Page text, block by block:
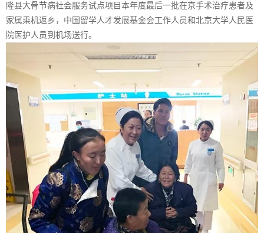
隆县大骨节病社会服务试点项目本年度最后一批在京手术治疗患者及
家属乘机返乡，中国留学人才发展基金会工作人员和北京大学人民医
院医护人员到机场送行。